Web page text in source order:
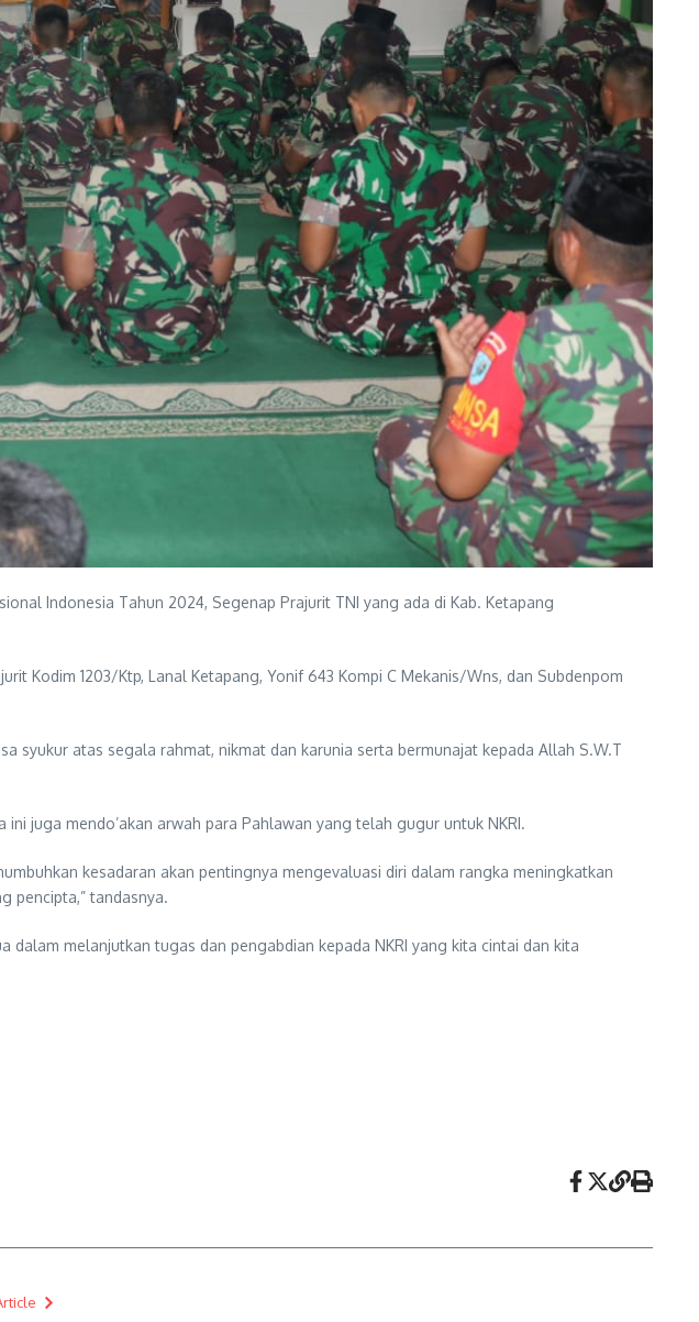
Indonesia Tahun 2024, Segenap Prajurit TNI yang ada di Kab. Ketapang
Kodim 1203/Ktp, Lanal Ketapang, Yonif 643 Kompi C Mekanis/Wns, dan Subdenpom
syukur atas segala rahmat, nikmat dan karunia serta bermunajat kepada Allah S.W.T
juga mendo’akan arwah para Pahlawan yang telah gugur untuk NKRI.
kesadaran akan pentingnya mengevaluasi diri dalam rangka meningkatkan
pencipta,” tandasnya.
melanjutkan tugas dan pengabdian kepada NKRI yang kita cintai dan kita